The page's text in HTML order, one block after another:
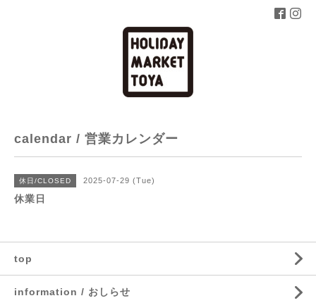
calendar / 営業カレンダー
休日/CLOSED 2025-07-29 (Tue)
休業日
top
information / おしらせ